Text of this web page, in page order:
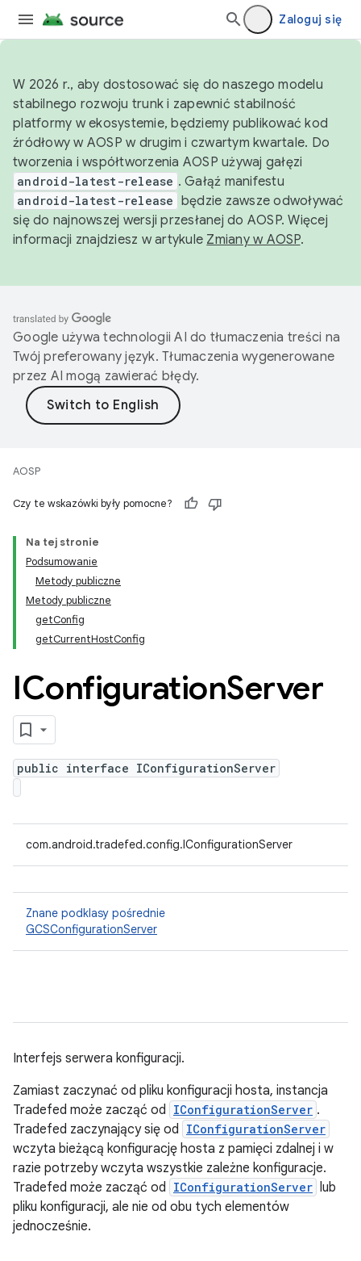
Zaloguj się
W 2026 r., aby dostosować się do naszego modelu
stabilnego rozwoju trunk i zapewnić stabilność
platformy w ekosystemie, będziemy publikować kod
źródłowy w AOSP w drugim i czwartym kwartale. Do
tworzenia i współtworzenia AOSP używaj gałęzi
android-latest-release . Gałąź manifestu
android-latest-release będzie zawsze odwoływać
się do najnowszej wersji przesłanej do AOSP. Więcej
informacji znajdziesz w artykule Zmiany w AOSP.
Google używa technologii AI do tłumaczenia treści na
Twój preferowany język. Tłumaczenia wygenerowane
przez AI mogą zawierać błędy.
AOSP
Czy te wskazówki były pomocne?
Na tej stronie
Podsumowanie
Metody publiczne
Metody publiczne
getConfig
getCurrentHostConfig
IConfigurationServer
public interface IConfigurationServer
com.android.tradefed.config.IConfigurationServer
Znane podklasy pośrednie
GCSConfigurationServer
Interfejs serwera konfiguracji.
Zamiast zaczynać od pliku konfiguracji hosta, instancja
Tradefed może zacząć od IConfigurationServer .
Tradefed zaczynający się od IConfigurationServer
wczyta bieżącą konfigurację hosta z pamięci zdalnej i w
razie potrzeby wczyta wszystkie zależne konfiguracje.
Tradefed może zacząć od IConfigurationServer lub
pliku konfiguracji, ale nie od obu tych elementów
jednocześnie.